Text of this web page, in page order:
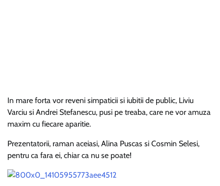
In mare forta vor reveni simpaticii si iubitii de public, Liviu
Varciu si Andrei Stefanescu, pusi pe treaba, care ne vor amuza
maxim cu fiecare aparitie.
Prezentatorii, raman aceiasi, Alina Puscas si Cosmin Selesi,
pentru ca fara ei, chiar ca nu se poate!